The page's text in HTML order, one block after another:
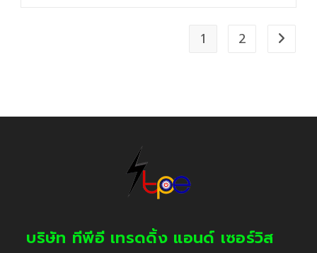
1 2 Go to
บริษัท ทีพีอี เทรดดิ้ง แอนด์ เซอร์วิส